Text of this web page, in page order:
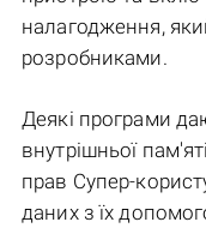
налагодження,
розробниками.
Деякі програми
внутрішньої
прав Супер-
даних з їх